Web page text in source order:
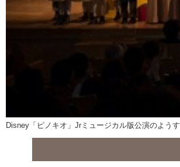
Disney「ピノキオ」Jrミュージカル版公演のようす